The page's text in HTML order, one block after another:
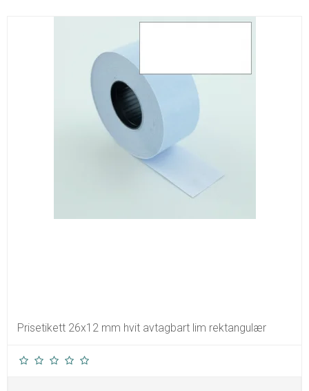
Prisetikett 26x12 mm hvit avtagbart lim rektangulær